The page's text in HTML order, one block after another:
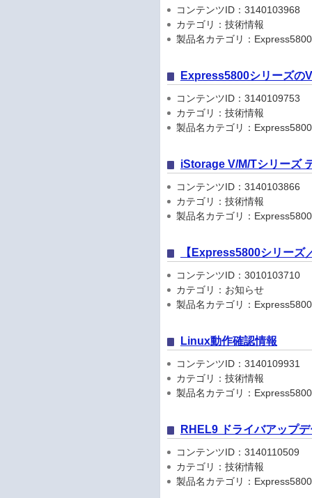
コンテンツID：3140103968
カテゴリ：技術情報
製品名カテゴリ：
Express5800シリーズの
コンテンツID：3140109753
カテゴリ：技術情報
製品名カテゴリ：
iStorage V/M/Tシリーズ
コンテンツID：3140103866
カテゴリ：技術情報
製品名カテゴリ：
【Express5800シリー
コンテンツID：3010103710
カテゴリ：お知らせ
製品名カテゴリ：
Linux動作確認情報
コンテンツID：3140109931
カテゴリ：技術情報
製品名カテゴリ：
RHEL9 ドライバアップ
コンテンツID：3140110509
カテゴリ：技術情報
製品名カテゴリ：